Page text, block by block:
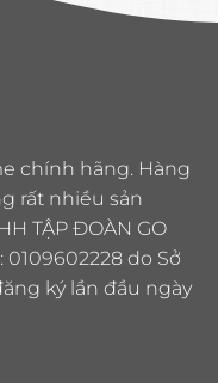
chính hãng. Hàng
rất nhiều sản
TẬP ĐOÀN GO
do Sở
ký lần đầu ngày